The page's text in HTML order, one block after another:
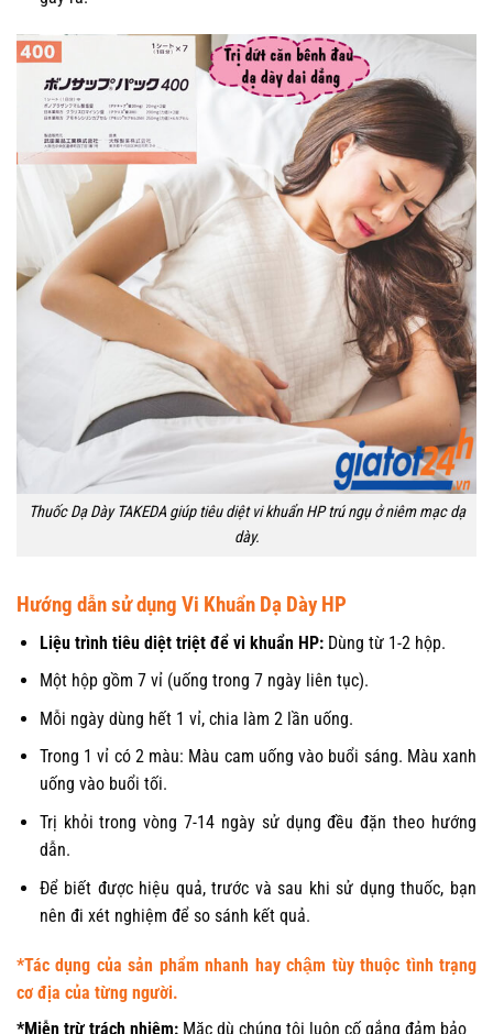
Thuốc Dạ Dày TAKEDA giúp tiêu diệt vi khuẩn HP trú ngụ ở niêm mạc dạ
dày.
Hướng dẫn sử dụng Vi Khuẩn Dạ Dày HP
Liệu trình tiêu diệt triệt để vi khuẩn HP:Dùng từ 1-2 hộp.
Một hộp gồm 7 vỉ (uống trong 7 ngày liên tục).
Mỗi ngày dùng hết 1 vỉ, chia làm 2 lần uống.
Trong 1 vỉ có 2 màu: Màu cam uống vào buổi sáng. Màu xanh
uống vào buổi tối.
Trị khỏi trong vòng 7-14 ngày sử dụng đều đặn theo hướng
dẫn.
Để biết được hiệu quả, trước và sau khi sử dụng thuốc, bạn
nên đi xét nghiệm để so sánh kết quả.
*Tác dụng của sản phẩm nhanh hay chậm tùy thuộc tình trạng
cơ địa của từng người.
*Miễn trừ trách nhiệm: Mặc dù chúng tôi luôn cố gắng đảm bảo